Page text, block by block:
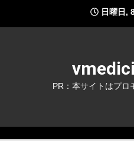
content
日曜日,
PR：本サイトはプロ